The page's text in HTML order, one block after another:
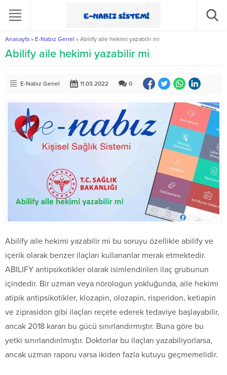
Anasayfa » E-Nabız Genel » Abilify aile hekimi yazabilir mi
Abilify aile hekimi yazabilir mi
E-Nabız Genel 11.03.2022 0
Abilify aile hekimi yazabilir mi bu soruyu özellikle abilify ve
içerik olarak benzer ilaçları kullananlar merak etmektedir.
ABILIFY antipsikotikler olarak isimlendirilen ilaç grubunun
içindedir. Bir uzman veya nörologun yokluğunda, aile hekimi
atipik antipsikotikler, klozapin, olozapin, risperidon, ketiapin
ve ziprasidon gibi ilaçları reçete ederek tedaviye başlayabilir,
ancak 2018 kararı bu gücü sınırlandırmıştır. Buna göre bu
yetki sınırlandırılmıştır. Doktorlar bu ilaçları yazabiliyorlarsa,
ancak uzman raporu varsa ikiden fazla kutuyu geçmemelidir.